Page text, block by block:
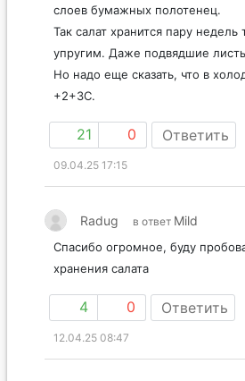
слоев бумажных полотенец.
Так салат хранится пару недель
упругим. Даже подвядшие
Но надо еще сказать, что в
+2+3С.
21 0 Ответить
09.04.25 17:15
Radug в ответ Mild
Спасибо огромное, буду
хранения салата
4 0 Ответить
12.04.25 08:47